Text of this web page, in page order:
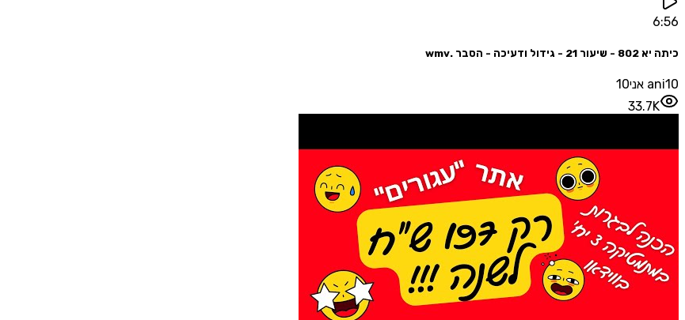
6:56
כיתה יא 802 - שיעור 21 - גידול ודעיכה - הסבר .wmv
ani10 אני10
33.7K